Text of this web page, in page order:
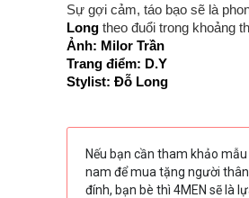
Sự gợi cảm, táo bạo sẽ là
Long theo đuổi trong khoảng
Ảnh: Milor Trần
Trang điểm: D.Y
Stylist: Đỗ Long
Nếu bạn cần tham khảo
nam để mua tặng người
đính, bạn bè thì 4MEN sẽ là